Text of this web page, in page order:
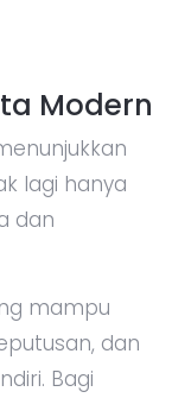
Modern
lagi hanya
dan
mampu
dan
Bagi